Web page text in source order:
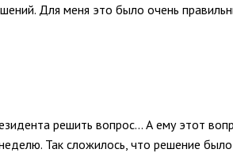
Для меня это было очень
решить вопрос… А ему этот
Так сложилось, что решение